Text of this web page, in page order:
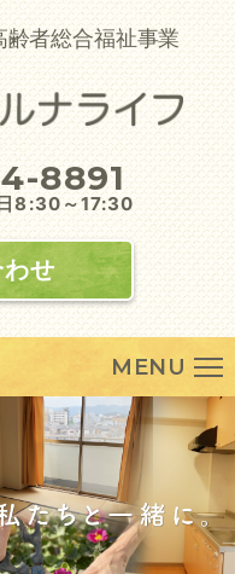
者総合福祉事業
8891
8:30～17:30
せ
MENU